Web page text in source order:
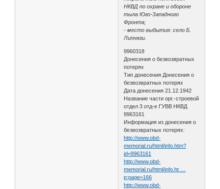
НКВД по охране и обороне
тыла Юго-Западного
Фронта;
- место выбытия: село Б.
Липняги.
9960318
Донесения о безвозвратных
потерях
Тип донесения Донесения о
безвозвратных потерях
Дата донесения 21.12.1942
Название части орг.-строевой
отдел 3 отд-е ГУВВ НКВД
9963161
Информация из донесения о
безвозвратных потерях:
http://www.obd-
memorial.ru/html/info.htm?
id=9963161
http://www.obd-
memorial.ru/html/info.ht …
p;page=166
http://www.obd-